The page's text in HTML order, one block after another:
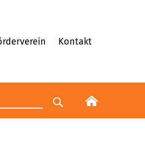
Kontakt
Suche starten